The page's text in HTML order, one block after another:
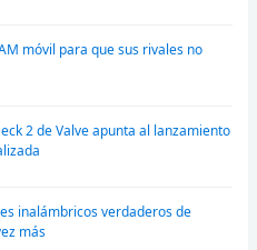
móvil para que sus rivales no
2 de Valve apunta al lanzamiento
inalámbricos verdaderos de
más